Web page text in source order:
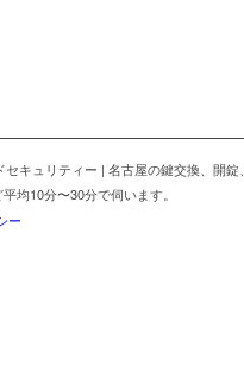
セキュリティー | 名古屋の鍵交換、開
均10分〜30分で伺います。
ー